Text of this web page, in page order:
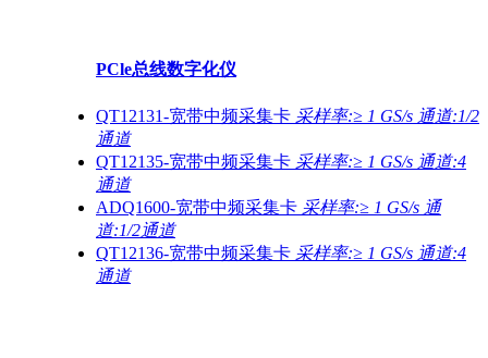
PCle总线数字化仪
QT12131-宽带中频采集卡 采样率:≥ 1 GS/s 通道:1/2
通道
QT12135-宽带中频采集卡 采样率:≥ 1 GS/s 通道:4
通道
ADQ1600-宽带中频采集卡 采样率:≥ 1 GS/s 通
道:1/2通道
QT12136-宽带中频采集卡 采样率:≥ 1 GS/s 通道:4
通道